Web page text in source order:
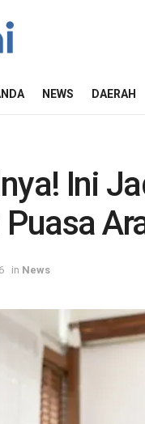
NEWS DAERAH
Ini
in News